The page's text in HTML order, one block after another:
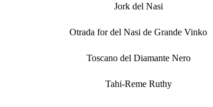
Jork del Nasi
Otrada for del Nasi de Grande Vinko
Toscano del Diamante Nero
Tahi-Reme Ruthy